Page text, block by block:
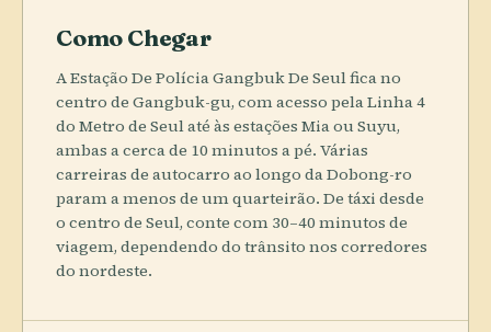
Como Chegar
A Estação De Polícia Gangbuk De Seul fica no
centro de Gangbuk-gu, com acesso pela Linha 4
do Metro de Seul até às estações Mia ou Suyu,
ambas a cerca de 10 minutos a pé. Várias
carreiras de autocarro ao longo da Dobong-ro
param a menos de um quarteirão. De táxi desde
o centro de Seul, conte com 30–40 minutos de
viagem, dependendo do trânsito nos corredores
do nordeste.